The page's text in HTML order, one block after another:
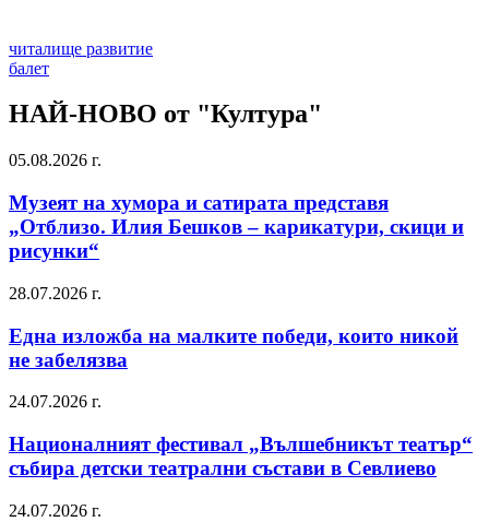
читалище развитие
балет
НАЙ-НОВО от "Култура"
05.08.2026 г.
Музеят на хумора и сатирата представя
„Отблизо. Илия Бешков – карикатури, скици и
рисунки“
28.07.2026 г.
Една изложба на малките победи, които никой
не забелязва
24.07.2026 г.
Националният фестивал „Вълшебникът театър“
събира детски театрални състави в Севлиево
24.07.2026 г.